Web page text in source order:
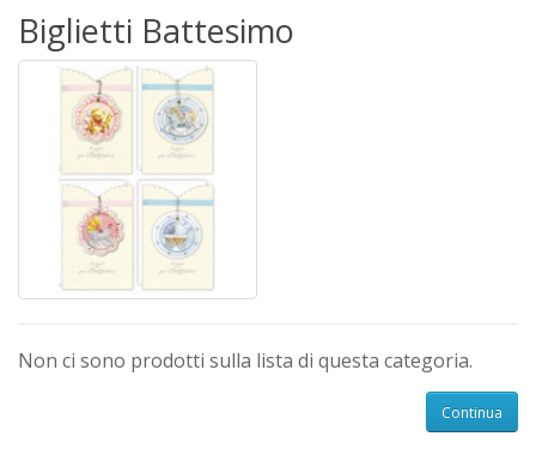
Biglietti Battesimo
Non ci sono prodotti sulla lista di questa categoria.
Continua